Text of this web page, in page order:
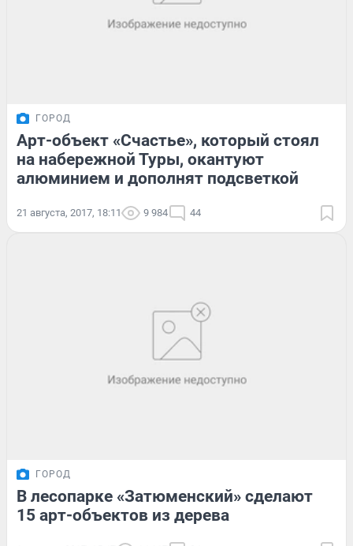
ГОРОД
Арт-объект «Счастье», который стоял
на набережной Туры, окантуют
алюминием и дополнят подсветкой
21 августа, 2017, 18:11 9 984 44
ГОРОД
В лесопарке «Затюменский» сделают
15 арт-объектов из дерева